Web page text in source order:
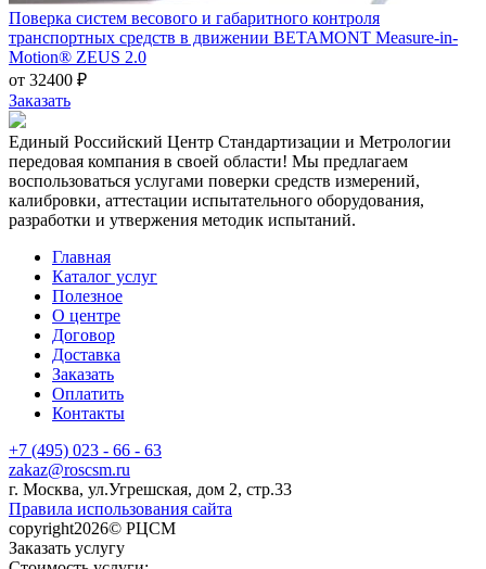
Поверка систем весового и габаритного контроля
транспортных средств в движении BETAMONT Measure-in-
Motion® ZEUS 2.0
от 32400 ₽
Заказать
Единый Российский Центр Стандартизации и Метрологии
передовая компания в своей области! Мы предлагаем
воспользоваться услугами поверки средств измерений,
калибровки, аттестации испытательного оборудования,
разработки и утвержения методик испытаний.
Главная
Каталог услуг
Полезное
О центре
Договор
Доставка
Заказать
Оплатить
Контакты
+7 (495) 023 - 66 - 63
zakaz@roscsm.ru
г. Москва, ул.Угрешская, дом 2, стр.33
Правила использования сайта
copyright2026© РЦСМ
Заказать услугу